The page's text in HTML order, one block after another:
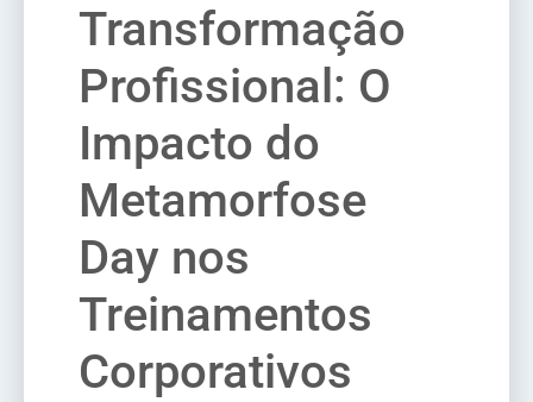
Transformação
Profissional: O
Impacto do
Metamorfose
Day nos
Treinamentos
Corporativos